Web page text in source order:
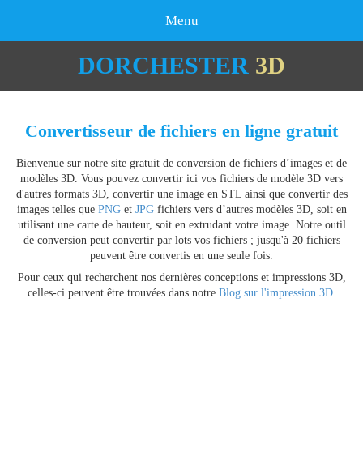
Menu
DORCHESTER 3D
Convertisseur de fichiers en ligne gratuit
Bienvenue sur notre site gratuit de conversion de fichiers d’images et de
modèles 3D. Vous pouvez convertir ici vos fichiers de modèle 3D vers
d'autres formats 3D, convertir une image en STL ainsi que convertir des
images telles que PNGet JPGfichiers vers d’autres modèles 3D, soit en
utilisant une carte de hauteur, soit en extrudant votre image. Notre outil
de conversion peut convertir par lots vos fichiers ; jusqu'à 20 fichiers
peuvent être convertis en une seule fois.
Pour ceux qui recherchent nos dernières conceptions et impressions 3D,
celles-ci peuvent être trouvées dans notre Blog sur l'impression 3D.